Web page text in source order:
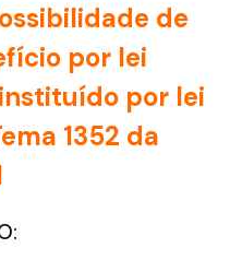
de
por lei
por lei
1352 da